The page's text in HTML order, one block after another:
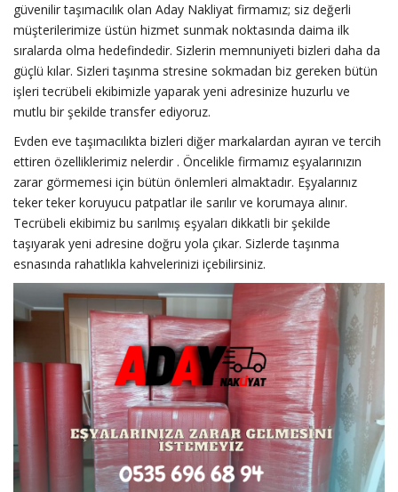
güvenilir taşımacılık olan Aday Nakliyat firmamız; siz değerli
müşterilerimize üstün hizmet sunmak noktasında daima ilk
sıralarda olma hedefindedir. Sizlerin memnuniyeti bizleri daha da
güçlü kılar. Sizleri taşınma stresine sokmadan biz gereken bütün
işleri tecrübeli ekibimizle yaparak yeni adresinize huzurlu ve
mutlu bir şekilde transfer ediyoruz.
Evden eve taşımacılıkta bizleri diğer markalardan ayıran ve tercih
ettiren özelliklerimiz nelerdir . Öncelikle firmamız eşyalarınızın
zarar görmemesi için bütün önlemleri almaktadır. Eşyalarınız
teker teker koruyucu patpatlar ile sarılır ve korumaya alınır.
Tecrübeli ekibimiz bu sarılmış eşyaları dikkatli bir şekilde
taşıyarak yeni adresine doğru yola çıkar. Sizlerde taşınma
esnasında rahatlıkla kahvelerinizi içebilirsiniz.